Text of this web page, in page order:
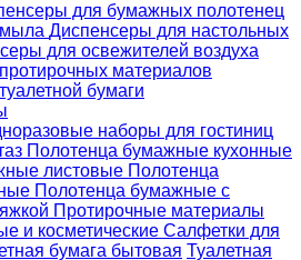
для бумажных полотенец
Диспенсеры для настольных
для освежителей воздуха
материалов
бумаги
наборы для гостиниц
Полотенца бумажные кухонные
листовые Полотенца
Полотенца бумажные с
Протирочные материалы
и косметические Салфетки для
бумага бытовая Туалетная